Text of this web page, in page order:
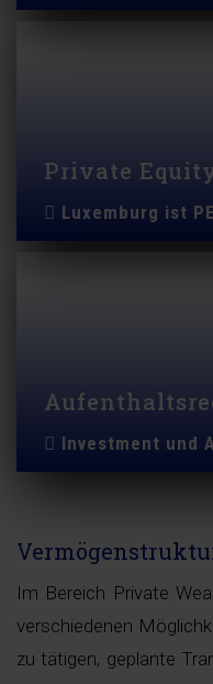
Private
Luxemburg ist
Investment und
Im Bereich Private
verschiedenen
zu tätigen, geplante